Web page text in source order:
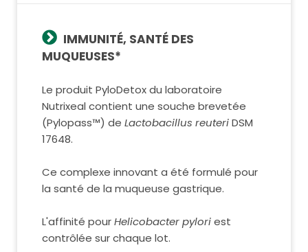
IMMUNITÉ, SANTÉ DES
MUQUEUSES*
Le produit PyloDetox du laboratoire
Nutrixeal contient une souche brevetée
(Pylopass™) de Lactobacillus reuteriDSM
17648.
Ce complexe innovant a été formulé pour
la santé de la muqueuse gastrique.
L'affinité pourHelicobacter pyloriest
contrôlée sur chaque lot.